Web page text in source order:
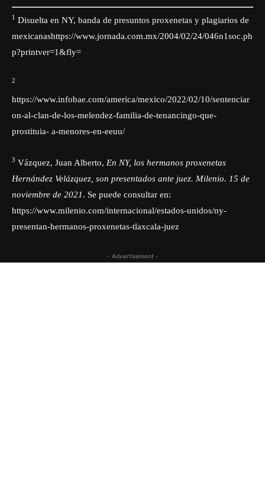
1 Disuelta en NY, banda de presuntos proxenetas y plagiarios de
mexicanashttps://www.jornada.com.mx/2004/02/24/046n1soc.ph
p?printver=1&fly=
2
https://www.infobae.com/america/mexico/2022/02/10/sentenciar
on-al-clan-de-los-melendez-familia-de-tenancingo-que-
prostituia- a-menores-en-eeuu/
3 Vázquez, Juan Alberto, En NY, los hermanos proxenetas
Hernández Velázquez, son presentados ante juez. Milenio. 15 de
noviembre de 2021. Se puede consultar en:
https://www.milenio.com/internacional/estados-unidos/ny-
presentan-hermanos-proxenetas-tlaxcala-juez
- Advertisement -